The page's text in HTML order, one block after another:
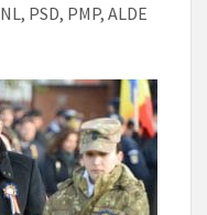
PSD, PMP, ALDE